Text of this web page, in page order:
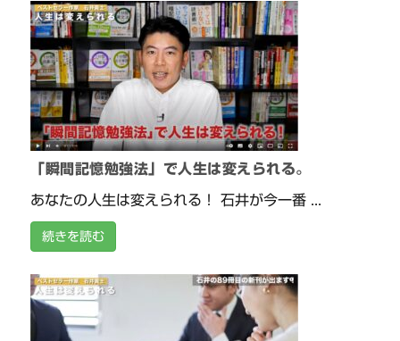
「瞬間記憶勉強法」で人生は変えられる。
あなたの人生は変えられる！ 石井が今一番 ...
続きを読む